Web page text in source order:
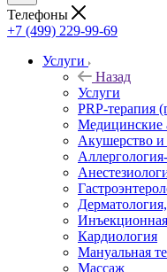
Телефоны
+7 (499) 229-99-69
Услуги
Назад
Услуги
PRP-терапия
Медицинские
Акушерство и
Кардиология
Мануальная
Массаж